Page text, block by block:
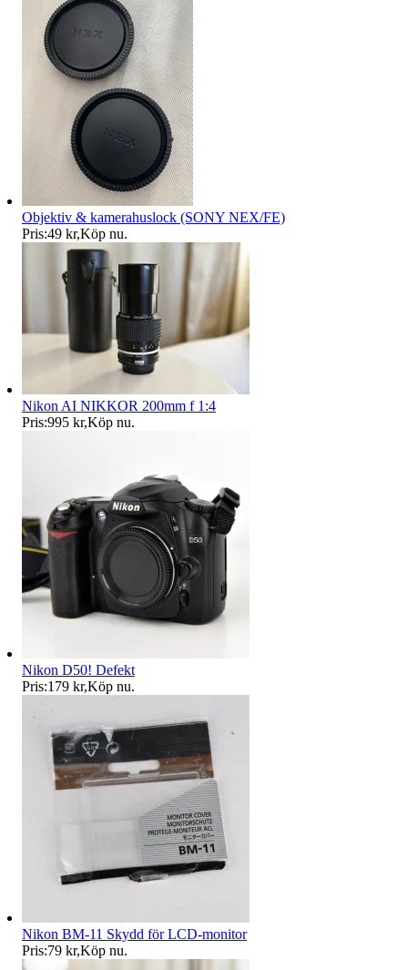
Objektiv & kamerahuslock (SONY NEX/FE)
Pris:49 kr,Köp nu.
Nikon AI NIKKOR 200mm f 1:4
Pris:995 kr,Köp nu.
Nikon D50! Defekt
Pris:179 kr,Köp nu.
Nikon BM-11 Skydd för LCD-monitor
Pris:79 kr,Köp nu.